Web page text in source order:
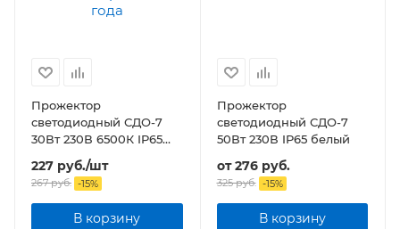
Прожектор
светодиодный СДО-7
30Вт 230В 6500К IP65
227 руб./шт
267руб. -15%
В корзину
Прожектор
светодиодный СДО-7
50Вт 230В IP65 белый
от276 руб.
325 руб. -15%
В корзину